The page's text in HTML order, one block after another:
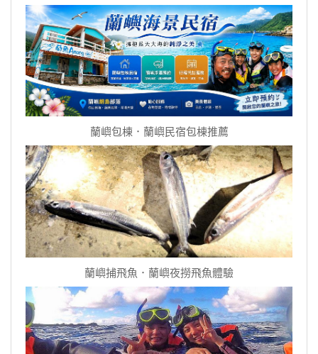
蘭嶼包棟．蘭嶼民宿包棟推薦
蘭嶼捕飛魚．蘭嶼夜撈飛魚體驗